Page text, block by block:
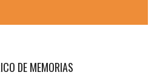
DE MEMORIAS